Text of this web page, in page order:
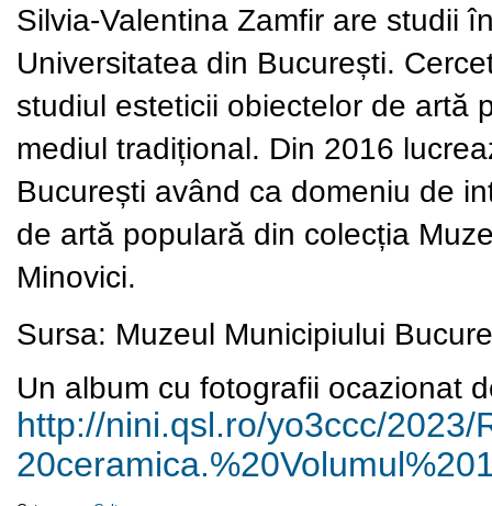
Silvia-Valentina Zamfir are studii
Universitatea din București.
studiul esteticii obiectelor de artă
mediul tradițional. Din 2016
București având ca domeniu de
de artă populară din colecția
Minovici.
Sursa: Muzeul Municipiului
Un album cu fotografii ocazionat
http://nini.qsl.ro/yo3ccc/2023/